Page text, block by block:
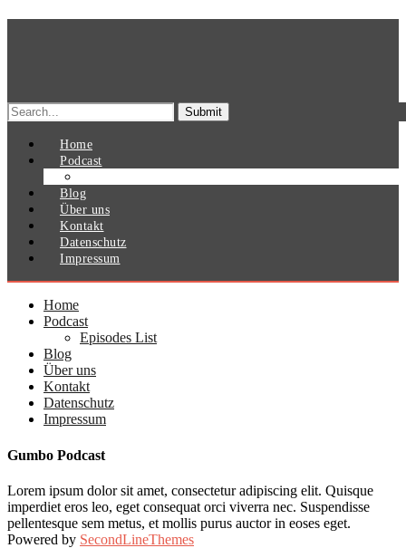
Search
for:
Home
Podcast
Blog
Über uns
Kontakt
Datenschutz
Impressum
Home
Podcast
Episodes List
Blog
Über uns
Kontakt
Datenschutz
Impressum
Gumbo Podcast
Lorem ipsum dolor sit amet, consectetur adipiscing elit. Quisque
imperdiet eros leo, eget consequat orci viverra nec. Suspendisse
pellentesque sem metus, et mollis purus auctor in eoses eget.
Powered by SecondLineThemes